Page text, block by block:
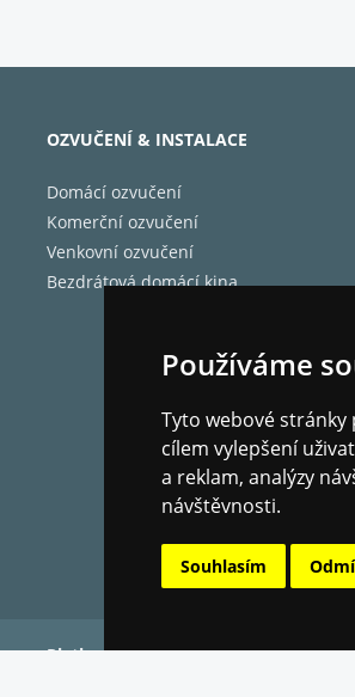
Používáme
Tyto webové stránky
cílem vylepšení
a reklam, analýzy
návštěvnosti.
Souhlasím
OZVUČENÍ & INSTALACE
Domácí ozvučení
Komerční ozvučení
Venkovní ozvučení
Bezdrátová domácí kina
Platba